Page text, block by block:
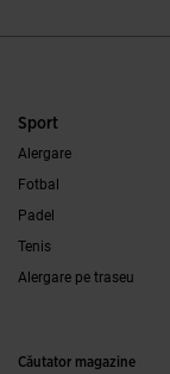
Sport
Alergare
Fotbal
Padel
Tenis
Alergare pe traseu
Căutator magazine